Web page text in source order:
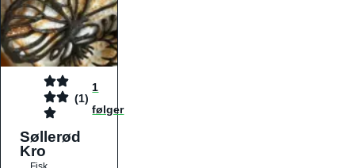
(1)
1
følger
Søllerød
Kro